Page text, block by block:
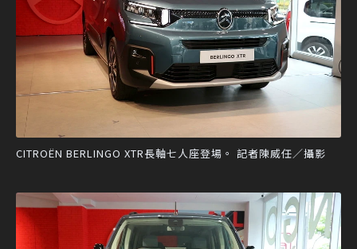
CITROËN BERLINGO XTR長軸七人座登場。 記者陳威任／攝影